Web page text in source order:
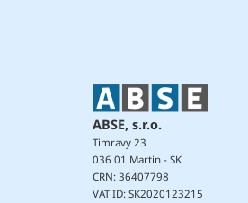
ABSE, s.r.o.
Timravy 23
036 01 Martin - SK
CRN: 36407798
VAT ID: SK2020123215